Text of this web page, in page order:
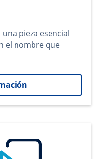
pieza esencial
el nombre que